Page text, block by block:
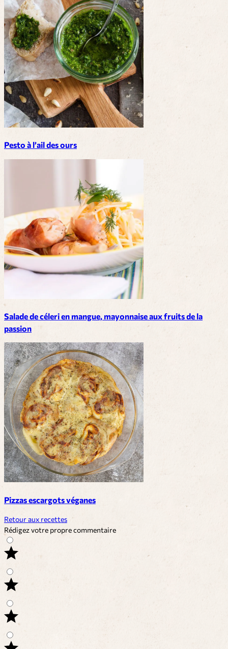
Pesto à l’ail des ours
Salade de céleri en mangue, mayonnaise aux fruits de la
passion
Pizzas escargots véganes
Retour aux recettes
Rédigez votre propre commentaire